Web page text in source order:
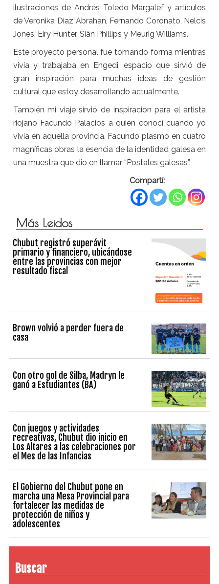
ilustraciones de Andrés Toledo Margalef y artículos
de Veronika Diaz Abrahan, Fernando Coronato, Nelcis
Jones, Eiry Hunter, Siân Phillips y Meurig Williams.
Este proyecto personal fue tomando forma mientras
vivía y trabajaba en Engedi, espacio que sirvió de
gran inspiración para muchas ideas de gestión
cultural que estoy desarrollando actualmente.
También mi viaje sirvió de inspiración para el artista
riojano Facundo Palacios a quien conocí cuando yo
vivía en aquella provincia. Facundo plasmó en cuatro
magníficas obras la esencia de la identidad galesa en
una muestra que dio en llamar “Postales galesas”.
Compartí:
Más Leidos
Chubut registró superávit
primario y financiero, ubicándose
entre las provincias con mejor
resultado fiscal
Brown volvió a perder fuera de
casa
Con otro gol de Silba, Madryn le
ganó a Estudiantes (BA)
Con juegos y actividades
recreativas, Chubut dio inicio en
Los Altares a las celebraciones por
el Mes de las Infancias
El Gobierno del Chubut pone en
marcha una Mesa Provincial para
fortalecer las medidas de
protección de niños y
adolescentes
Buscar